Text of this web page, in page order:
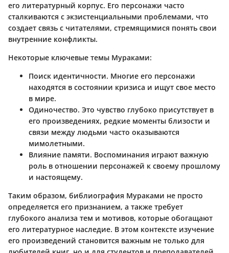
его литературный корпус. Его персонажи часто
сталкиваются с экзистенциальными проблемами, что
создает связь с читателями, стремящимися понять свои
внутренние конфликты.
Некоторые ключевые темы Мураками:
Поиск идентичности. Многие его персонажи
находятся в состоянии кризиса и ищут свое место
в мире.
Одиночество. Это чувство глубоко присутствует в
его произведениях, редкие моменты близости и
связи между людьми часто оказываются
мимолетными.
Влияние памяти. Воспоминания играют важную
роль в отношении персонажей к своему прошлому
и настоящему.
Таким образом, библиография Мураками не просто
определяется его признанием, а также требует
глубокого анализа тем и мотивов, которые обогащают
его литературное наследие. В этом контексте изучение
его произведений становится важным не только для